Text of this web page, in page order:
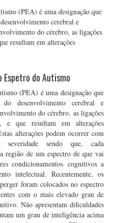
(PEA) é uma designação que
cerebral e
do cérebro, as ligações
resultam em alterações
do Autismo
(PEA) é uma designação que
do desenvolvimento cerebral e
do cérebro, as ligações
e que resultam em alterações
alterações podem ocorrer com
sendo que, cada
região de um espectro de que vai
condicionamentos cognitivos a
intelectual. Recentemente, os
foram colocados no espectro
com o mais elevado grau de
Não apresentam dificuldades
um grau de inteligência acima